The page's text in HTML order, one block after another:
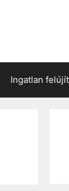
Ingatlan